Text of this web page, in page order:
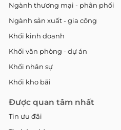
Ngành thương mại - phân phối
Ngành sản xuất - gia công
Khối kinh doanh
Khối văn phòng - dự án
Khối nhân sự
Khối kho bãi
Được quan tâm nhất
Tin ưu đãi